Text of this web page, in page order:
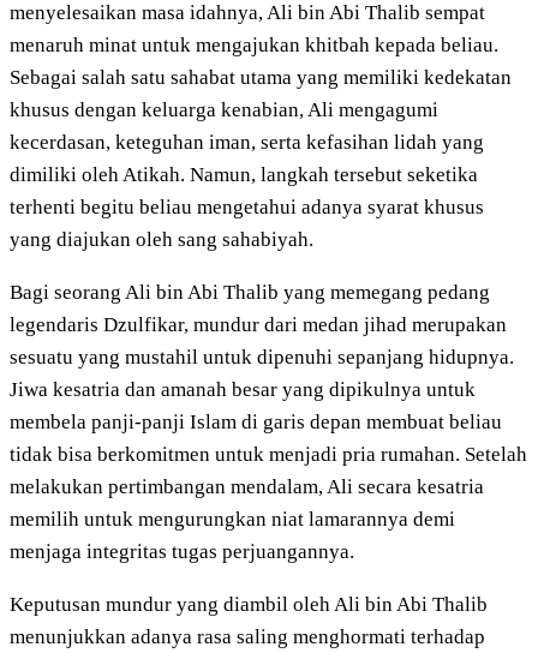
menyelesaikan masa idahnya, Ali bin Abi Thalib sempat
menaruh minat untuk mengajukan khitbah kepada beliau.
Sebagai salah satu sahabat utama yang memiliki kedekatan
khusus dengan keluarga kenabian, Ali mengagumi
kecerdasan, keteguhan iman, serta kefasihan lidah yang
dimiliki oleh Atikah. Namun, langkah tersebut seketika
terhenti begitu beliau mengetahui adanya syarat khusus
yang diajukan oleh sang sahabiyah.
Bagi seorang Ali bin Abi Thalib yang memegang pedang
legendaris Dzulfikar, mundur dari medan jihad merupakan
sesuatu yang mustahil untuk dipenuhi sepanjang hidupnya.
Jiwa kesatria dan amanah besar yang dipikulnya untuk
membela panji-panji Islam di garis depan membuat beliau
tidak bisa berkomitmen untuk menjadi pria rumahan. Setelah
melakukan pertimbangan mendalam, Ali secara kesatria
memilih untuk mengurungkan niat lamarannya demi
menjaga integritas tugas perjuangannya.
Keputusan mundur yang diambil oleh Ali bin Abi Thalib
menunjukkan adanya rasa saling menghormati terhadap